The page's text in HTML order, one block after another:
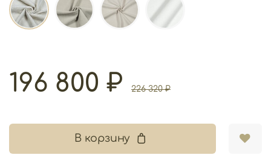
196 800 ₽ 226 320 ₽
В корзину